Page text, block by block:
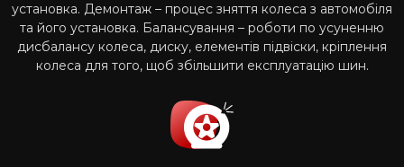
установка. Демонтаж – процес зняття колеса з автомобіля
та його установка. Балансування – роботи по усуненню
дисбалансу колеса, диску, елементів підвіски, кріплення
колеса для того, щоб збільшити експлуатацію шин.